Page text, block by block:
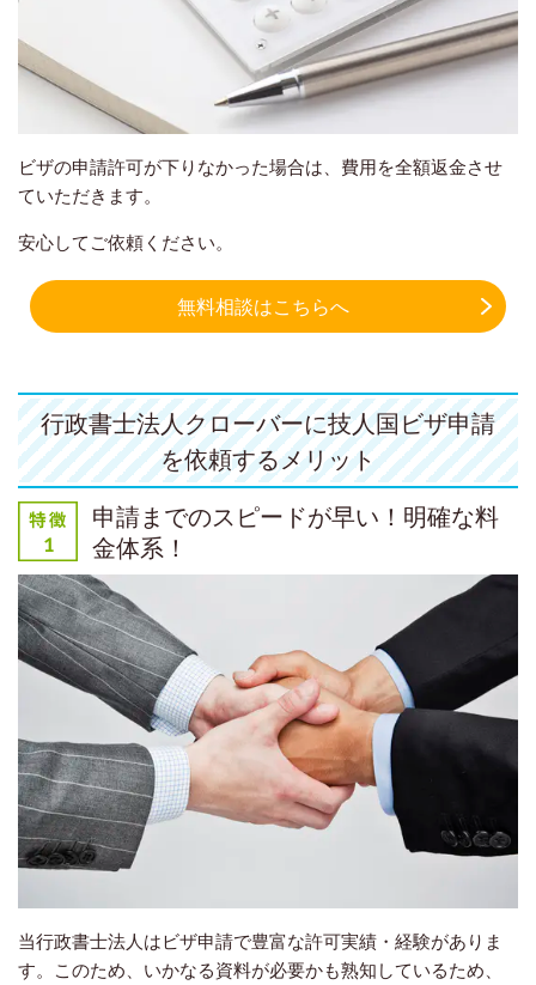
ビザの申請許可が下りなかった場合は、費用を全額返金させ
ていただきます。
安心してご依頼ください。
無料相談はこちらへ
行政書士法人クローバーに技人国ビザ申請
を依頼するメリット
申請までのスピードが早い！明確な料
金体系！
当行政書士法人はビザ申請で豊富な許可実績・経験がありま
す。このため、いかなる資料が必要かも熟知しているため、